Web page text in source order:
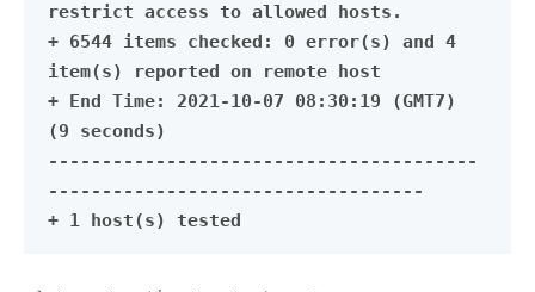
restrict access to allowed hosts.
+ 6544 items checked: 0 error(s) and 4
item(s) reported on remote host
+ End Time: 2021-10-07 08:30:19 (GMT7)
(9 seconds)
----------------------------------------
-----------------------------------
+ 1 host(s) tested